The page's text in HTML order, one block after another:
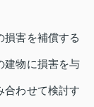
損害を補償する
建物に損害を与
合わせて検討す